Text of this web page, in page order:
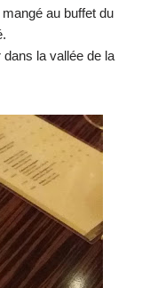
au buffet du
la vallée de la